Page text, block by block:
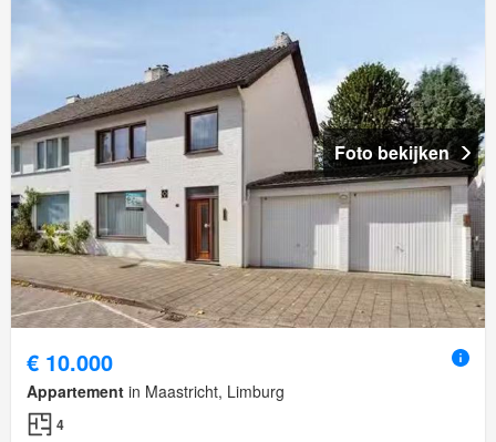
Foto bekijken
€ 10.000
Appartement in Maastricht, Limburg
4